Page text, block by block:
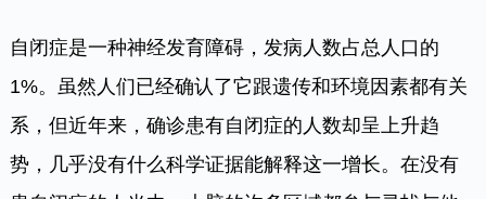
自闭症是一种神经发育障碍，发病人数占总人口的
1%。虽然人们已经确认了它跟遗传和环境因素都有关
系，但近年来，确诊患有自闭症的人数却呈上升趋
势，几乎没有什么科学证据能解释这一增长。在没有